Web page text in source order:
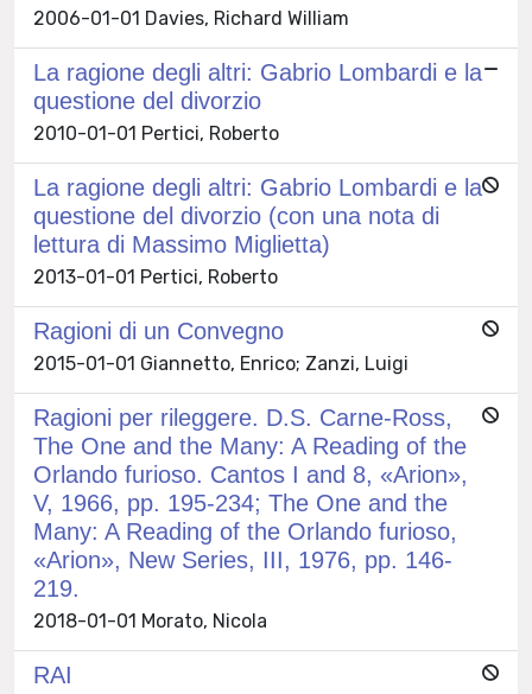
2006-01-01 Davies, Richard William
La ragione degli altri: Gabrio Lombardi e la
questione del divorzio
2010-01-01 Pertici, Roberto
La ragione degli altri: Gabrio Lombardi e la
questione del divorzio (con una nota di
lettura di Massimo Miglietta)
2013-01-01 Pertici, Roberto
Ragioni di un Convegno
2015-01-01 Giannetto, Enrico; Zanzi, Luigi
Ragioni per rileggere. D.S. Carne-Ross,
The One and the Many: A Reading of the
Orlando furioso. Cantos I and 8, «Arion»,
V, 1966, pp. 195-234; The One and the
Many: A Reading of the Orlando furioso,
«Arion», New Series, III, 1976, pp. 146-
219.
2018-01-01 Morato, Nicola
RAI